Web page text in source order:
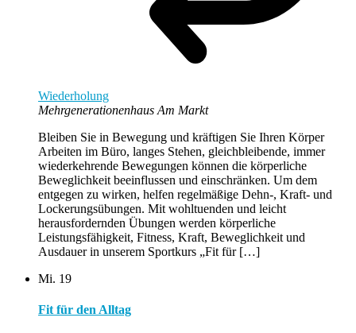
Wiederholung
Mehrgenerationenhaus Am Markt
Bleiben Sie in Bewegung und kräftigen Sie Ihren Körper
Arbeiten im Büro, langes Stehen, gleichbleibende, immer
wiederkehrende Bewegungen können die körperliche
Beweglichkeit beeinflussen und einschränken. Um dem
entgegen zu wirken, helfen regelmäßige Dehn-, Kraft- und
Lockerungsübungen. Mit wohltuenden und leicht
herausfordernden Übungen werden körperliche
Leistungsfähigkeit, Fitness, Kraft, Beweglichkeit und
Ausdauer in unserem Sportkurs „Fit für […]
Mi. 19
Fit für den Alltag